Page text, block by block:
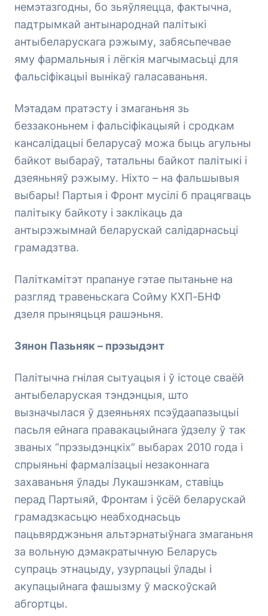
немэтазгодны, бо зьяўляецца, фактычна,
падтрымкай антынароднай палітыкі
антыбеларускага рэжыму, забясьпечвае
яму фармальныя і лёгкія магчымасьці для
фальсіфікацыі вынікаў галасаваньня.
Мэтадам пратэсту і змаганьня зь
беззаконьнем і фальсіфікацыяй і сродкам
кансалідацыі беларусаў можа быць агульны
байкот выбараў, татальны байкот палітыкі і
дзеяньняў рэжыму. Ніхто – на фальшывыя
выбары! Партыя і Фронт мусілі б працягваць
палітыку байкоту і заклікаць да
антырэжымнай беларускай салідарнасьці
грамадзтва.
Паліткамітэт прапануе гэтае пытаньне на
разгляд травеньскага Сойму КХП-БНФ
дзеля прыняцьця рашэньня.
Зянон Пазьняк – прэзыдэнт
Палітычна гнілая сытуацыя і ў істоце сваёй
антыбеларуская тэндэнцыя, што
вызначылася ў дзеяньнях псэўдаапазыцыі
пасьля ейнага правакацыйнага ўдзелу ў так
званых “прэзыдэнцкіх” выбарах 2010 года і
спрыяньні фармалізацыі незаконнага
захаваньня ўлады Лукашэнкам, ставіць
перад Партыяй, Фронтам і ўсёй беларускай
грамадзкасьцю неабходнасьць
пацьвярджэньня альтэрнатыўнага змаганьня
за вольную дэмакратычную Беларусь
супраць этнацыду, узурпацыі ўлады і
акупацыйнага фашызму ў маскоўскай
абгортцы.